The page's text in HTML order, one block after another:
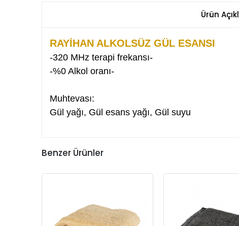
Ürün
RAYİHAN ALKOLSÜZ GÜL ESANSI
-320 MHz terapi frekansı-
-%0 Alkol oranı-
Muhtevası:
Gül yağı, Gül esans yağı, Gül suyu
Benzer Ürünler